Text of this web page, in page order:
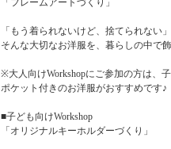
「フレームアートづくり」
「もう着られないけど、捨てられない」
そんな大切なお洋服を、暮らしの中で
※大人向けWorkshopにご参加の方は、
ポケット付きのお洋服がおすすめです♪
■子ども向けWorkshop
「オリジナルキーホルダーづくり」